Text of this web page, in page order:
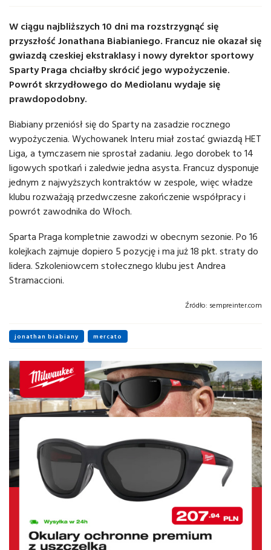
W ciągu najbliższych 10 dni ma rozstrzygnąć się
przyszłość Jonathana Biabianiego. Francuz nie okazał się
gwiazdą czeskiej ekstraklasy i nowy dyrektor sportowy
Sparty Praga chciałby skrócić jego wypożyczenie.
Powrót skrzydłowego do Mediolanu wydaje się
prawdopodobny.
Biabiany przeniósł się do Sparty na zasadzie rocznego
wypożyczenia. Wychowanek Interu miał zostać gwiazdą HET
Liga, a tymczasem nie sprostał zadaniu. Jego dorobek to 14
ligowych spotkań i zaledwie jedna asysta. Francuz dysponuje
jednym z najwyższych kontraktów w zespole, więc władze
klubu rozważają przedwczesne zakończenie współpracy i
powrót zawodnika do Włoch.
Sparta Praga kompletnie zawodzi w obecnym sezonie. Po 16
kolejkach zajmuje dopiero 5 pozycję i ma już 18 pkt. straty do
lidera. Szkoleniowcem stołecznego klubu jest Andrea
Stramaccioni.
Źródło: sempreinter.com
jonathan biabiany mercato